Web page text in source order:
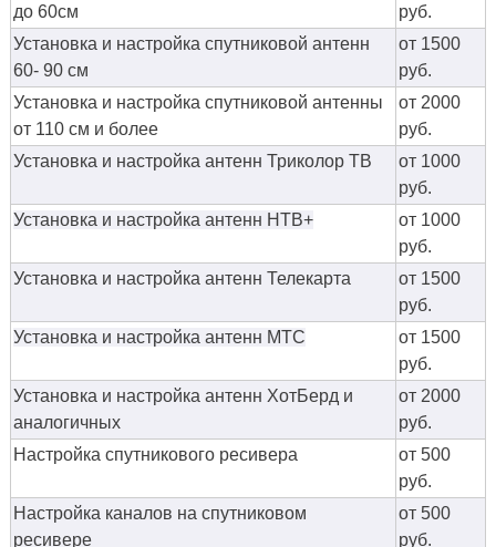
до 60см
руб.
Установка и настройка спутниковой антенн
60- 90 см
от 1500
руб.
Установка и настройка спутниковой антенны
от 110 см и более
от 2000
руб.
Установка и настройка антенн Триколор ТВ
от 1000
руб.
Установка и настройка антенн НТВ+
от 1000
руб.
Установка и настройка антенн Телекарта
от 1500
руб.
Установка и настройка антенн МТС
от 1500
руб.
Установка и настройка антенн ХотБерд и
аналогичных
от 2000
руб.
Настройка спутникового ресивера
от 500
руб.
Настройка каналов на спутниковом
ресивере
от 500
руб.